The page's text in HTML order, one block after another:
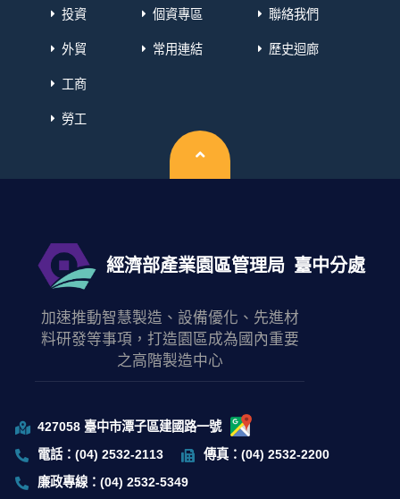
投資
外貿
工商
勞工
個資專區
常用連結
聯絡我們
歷史迴廊
經濟部產業園區管理局 臺中分處
加速推動智慧製造、設備優化、先進材
料研發等事項，打造園區成為國內重要
之高階製造中心
427058 臺中市潭子區建國路一號
電話：(04) 2532-2113
傳真：(04) 2532-2200
廉政專線：(04) 2532-5349